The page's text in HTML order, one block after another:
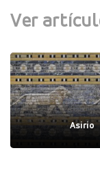
Ver
Asirio